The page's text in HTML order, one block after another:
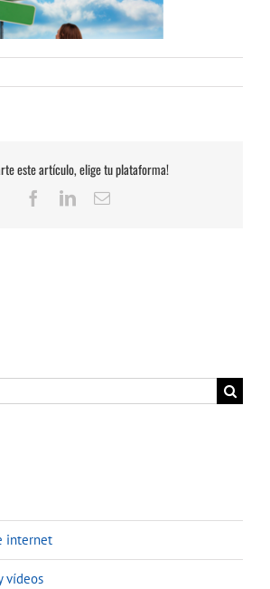
este artículo, elige tu plataforma!
Facebook
LinkedInCorreo
internet
vídeos